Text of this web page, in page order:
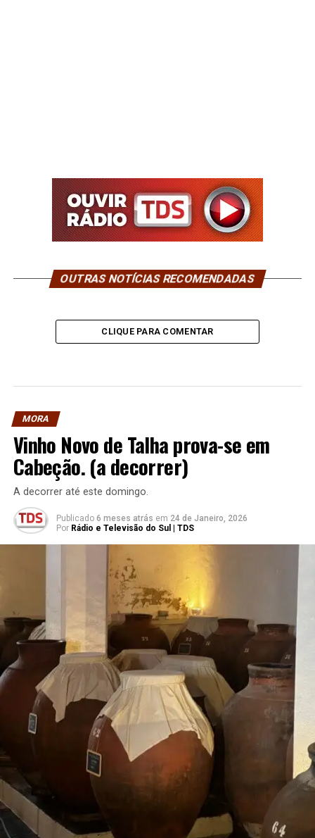
OUTRAS NOTÍCIAS RECOMENDADAS
CLIQUE PARA COMENTAR
MORA
Vinho Novo de Talha prova-se em
Cabeção. (a decorrer)
A decorrer até este domingo.
Publicado 6 meses atrás em 24 de Janeiro, 2026
Por Rádio e Televisão do Sul | TDS